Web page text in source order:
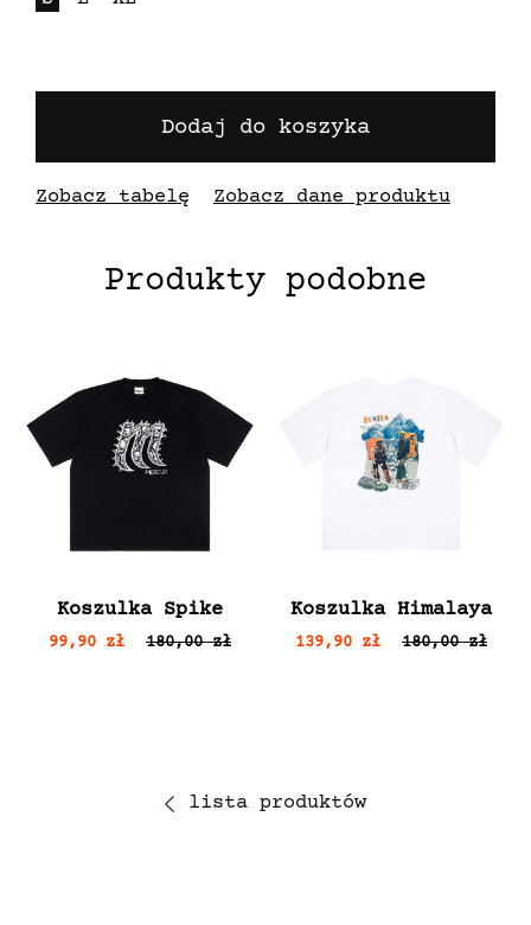
Dodaj do koszyka
Zobacz tabelę Zobacz dane produktu
Produkty podobne
Koszulka Spike
99,90 zł 180,00 zł
Koszulka Himalaya
139,90 zł 180,00 zł
lista produktów